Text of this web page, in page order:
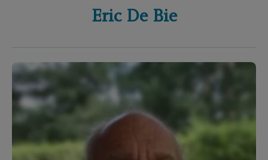
Eric De Bie